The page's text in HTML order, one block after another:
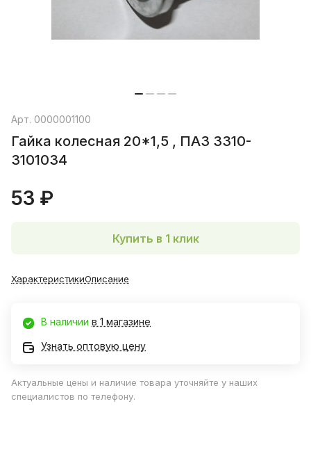
Арт. 0000001100
Гайка колесная 20*1,5 , ПАЗ 3310-
3101034
53 ₽
Купить в 1 клик
ХарактеристикиОписание
В наличии в 1 магазине
Узнать оптовую цену
Актуальные цены и наличие товара уточняйте у наших
специалистов по телефону.